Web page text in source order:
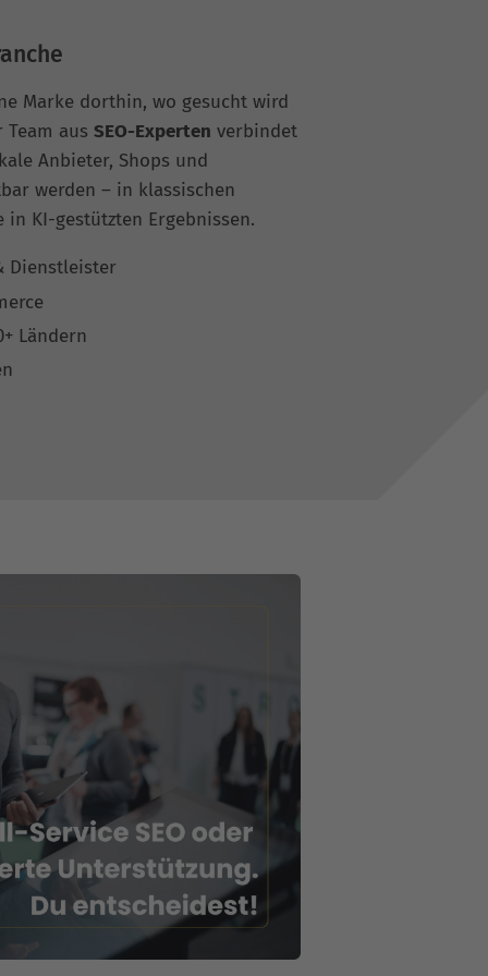
Marke dorthin, wo gesucht wird
aus SEO-Experten verbindet
Anbieter, Shops und
werden – in klassischen
in KI-gestützten Ergebnissen.
Dienstleister
Ländern